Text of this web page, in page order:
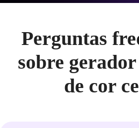
Perguntas
sobre gerador
de cor